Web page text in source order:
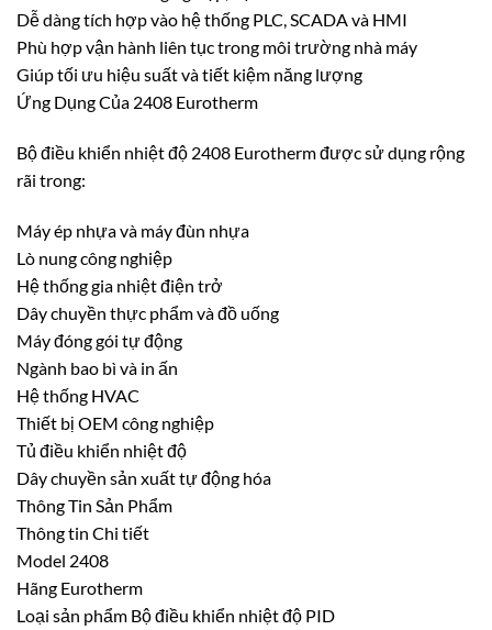
Dễ dàng tích hợp vào hệ thống PLC, SCADA và HMI
Phù hợp vận hành liên tục trong môi trường nhà máy
Giúp tối ưu hiệu suất và tiết kiệm năng lượng
Ứng Dụng Của 2408 Eurotherm
Bộ điều khiển nhiệt độ 2408 Eurotherm được sử dụng rộng
rãi trong:
Máy ép nhựa và máy đùn nhựa
Lò nung công nghiệp
Hệ thống gia nhiệt điện trở
Dây chuyền thực phẩm và đồ uống
Máy đóng gói tự động
Ngành bao bì và in ấn
Hệ thống HVAC
Thiết bị OEM công nghiệp
Tủ điều khiển nhiệt độ
Dây chuyền sản xuất tự động hóa
Thông Tin Sản Phẩm
Thông tin Chi tiết
Model 2408
Hãng Eurotherm
Loại sản phẩm Bộ điều khiển nhiệt độ PID